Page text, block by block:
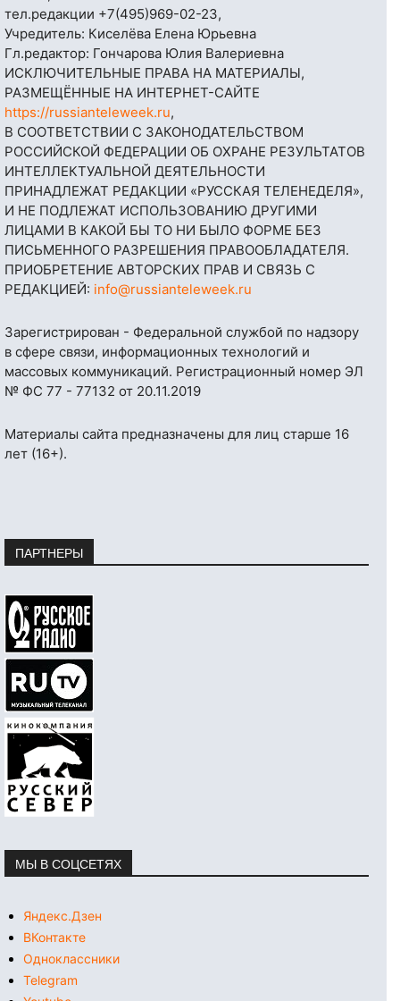
тел.редакции +7(495)969-02-23,
Учредитель: Киселёва Елена Юрьевна
Гл.редактор: Гончарова Юлия Валериевна
ИСКЛЮЧИТЕЛЬНЫЕ ПРАВА НА МАТЕРИАЛЫ,
РАЗМЕЩЁННЫЕ НА ИНТЕРНЕТ-САЙТЕ
https://russianteleweek.ru,
В СООТВЕТСТВИИ С ЗАКОНОДАТЕЛЬСТВОМ
РОССИЙСКОЙ ФЕДЕРАЦИИ ОБ ОХРАНЕ РЕЗУЛЬТАТОВ
ИНТЕЛЛЕКТУАЛЬНОЙ ДЕЯТЕЛЬНОСТИ
ПРИНАДЛЕЖАТ РЕДАКЦИИ «РУССКАЯ ТЕЛЕНЕДЕЛЯ»,
И НЕ ПОДЛЕЖАТ ИСПОЛЬЗОВАНИЮ ДРУГИМИ
ЛИЦАМИ В КАКОЙ БЫ ТО НИ БЫЛО ФОРМЕ БЕЗ
ПИСЬМЕННОГО РАЗРЕШЕНИЯ ПРАВООБЛАДАТЕЛЯ.
ПРИОБРЕТЕНИЕ АВТОРСКИХ ПРАВ И СВЯЗЬ С
РЕДАКЦИЕЙ: info@russianteleweek.ru
Зарегистрирован - Федеральной службой по надзору
в сфере связи, информационных технологий и
массовых коммуникаций. Регистрационный номер ЭЛ
№ ФС 77 - 77132 от 20.11.2019
Материалы сайта предназначены для лиц старше 16
лет (16+).
ПАРТНЕРЫ
МЫ В СОЦСЕТЯХ
Яндекс.Дзен
ВКонтакте
Одноклассники
Telegram